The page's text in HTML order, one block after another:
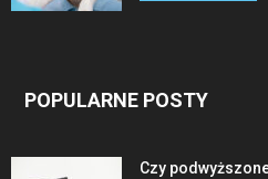
POPULARNE POSTY
Czy